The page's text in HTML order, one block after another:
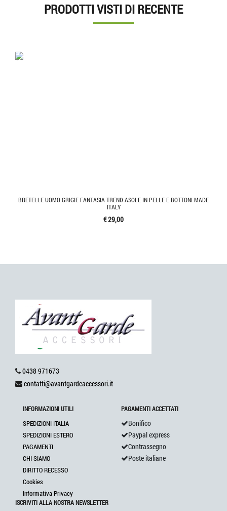
PRODOTTI VISTI DI RECENTE
'.'
BRETELLE UOMO GRIGIE FANTASIA TREND ASOLE IN PELLE E BOTTONI MADE
ITALY
€ 29,00
0438 971673
contatti@avantgardeaccessori.it
INFORMAZIONI UTILI
SPEDIZIONI ITALIA
SPEDIZIONI ESTERO
PAGAMENTI
CHI SIAMO
DIRITTO RECESSO
Cookies
Informativa Privacy
PAGAMENTI ACCETTATI
Bonifico
Paypal express
Contrassegno
Poste italiane
ISCRIVITI ALLA NOSTRA NEWSLETTER